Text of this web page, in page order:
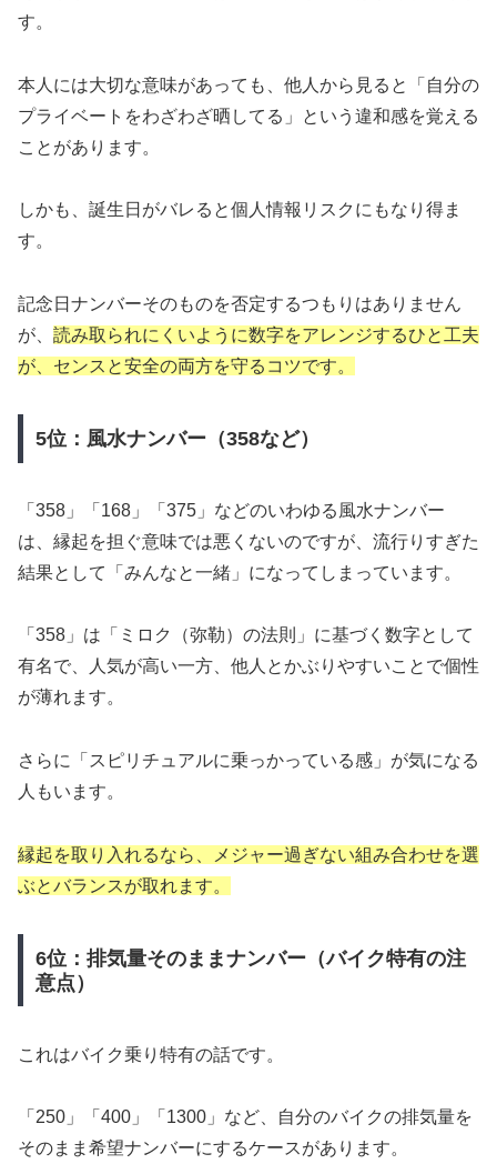
す。
本人には大切な意味があっても、他人から見ると「自分の
プライベートをわざわざ晒してる」という違和感を覚える
ことがあります。
しかも、誕生日がバレると個人情報リスクにもなり得ま
す。
記念日ナンバーそのものを否定するつもりはありません
が、 読み取られにくいように数字をアレンジするひと工夫
が、センスと安全の両方を守るコツです。
5位：風水ナンバー（358など）
「358」「168」「375」などのいわゆる風水ナンバー
は、縁起を担ぐ意味では悪くないのですが、流行りすぎた
結果として「みんなと一緒」になってしまっています。
「358」は「ミロク（弥勒）の法則」に基づく数字として
有名で、人気が高い一方、他人とかぶりやすいことで個性
が薄れます。
さらに「スピリチュアルに乗っかっている感」が気になる
人もいます。
縁起を取り入れるなら、メジャー過ぎない組み合わせを選
ぶとバランスが取れます。
6位：排気量そのままナンバー（バイク特有の注
意点）
これはバイク乗り特有の話です。
「250」「400」「1300」など、自分のバイクの排気量を
そのまま希望ナンバーにするケースがあります。